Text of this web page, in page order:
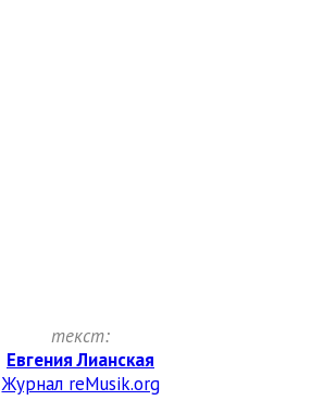
текст:
Евгения Лианская
Журнал reMusik.org